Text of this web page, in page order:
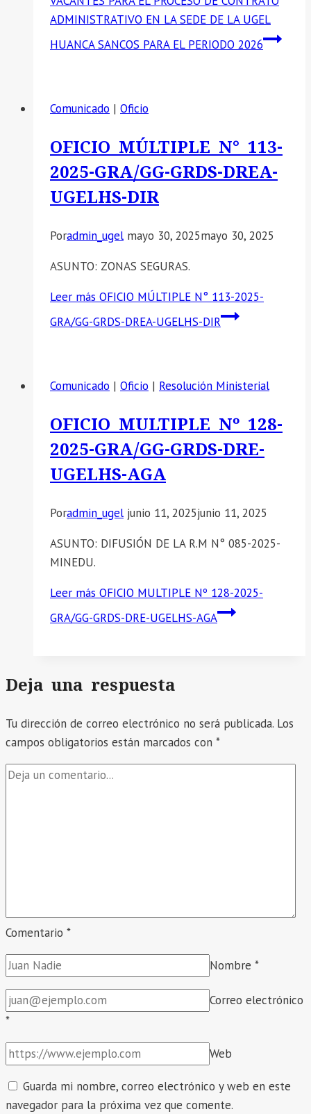
ADMINISTRATIVO EN LA SEDE DE LA UGEL
HUANCA SANCOS PARA EL PERIODO 2026
Comunicado | Oficio
OFICIO MÚLTIPLE N° 113-
2025-GRA/GG-GRDS-DREA-
UGELHS-DIR
Poradmin_ugel mayo 30, 2025mayo 30, 2025
ASUNTO: ZONAS SEGURAS.
Leer más OFICIO MÚLTIPLE N° 113-2025-
GRA/GG-GRDS-DREA-UGELHS-DIR
Comunicado | Oficio | Resolución Ministerial
OFICIO MULTIPLE Nº 128-
2025-GRA/GG-GRDS-DRE-
UGELHS-AGA
Poradmin_ugel junio 11, 2025junio 11, 2025
ASUNTO: DIFUSIÓN DE LA R.M N° 085-2025-
MINEDU.
Leer más OFICIO MULTIPLE Nº 128-2025-
GRA/GG-GRDS-DRE-UGELHS-AGA
Deja una respuesta
Tu dirección de correo electrónico no será publicada. Los
campos obligatorios están marcados con *
Comentario *
Nombre *
Correo electrónico
*
Web
Guarda mi nombre, correo electrónico y web en este
navegador para la próxima vez que comente.